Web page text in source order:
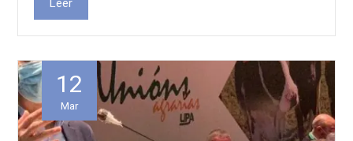
Leer
12
Mar